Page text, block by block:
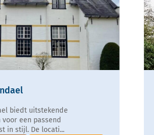
biedt uitstekende
een passend
in stijl. De locati...